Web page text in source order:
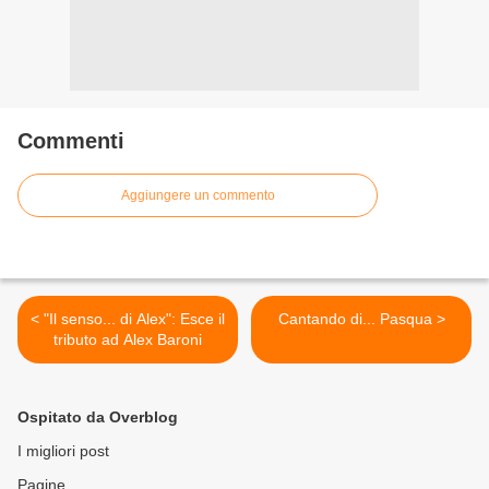
Commenti
Aggiungere un commento
< "Il senso... di Alex": Esce il
tributo ad Alex Baroni
Cantando di... Pasqua >
Ospitato da Overblog
I migliori post
Pagine